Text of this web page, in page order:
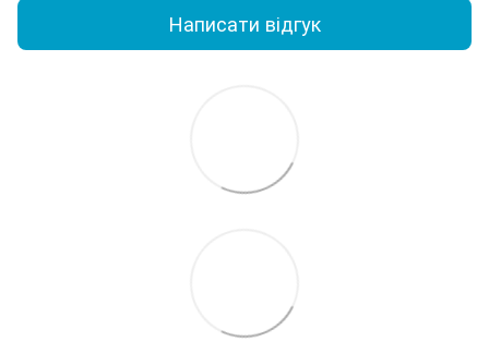
Написати відгук